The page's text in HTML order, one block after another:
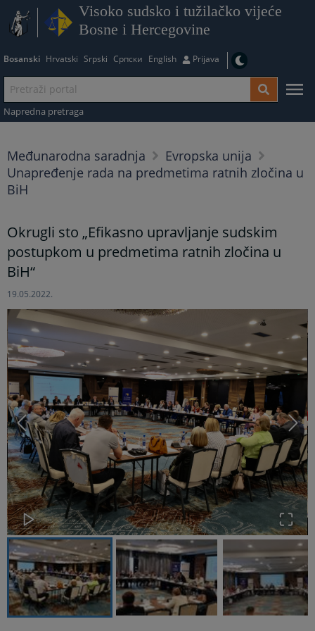
Visoko sudsko i tužilačko vijeće
Bosne i Hercegovine
Bosanski Hrvatski Srpski Српски English Prijava
Napredna pretraga
Međunarodna saradnja
Evropska unija
Unapređenje rada na predmetima ratnih zločina u
BiH
Okrugli sto „Efikasno upravljanje sudskim
postupkom u predmetima ratnih zločina u
BiH“
19.05.2022.